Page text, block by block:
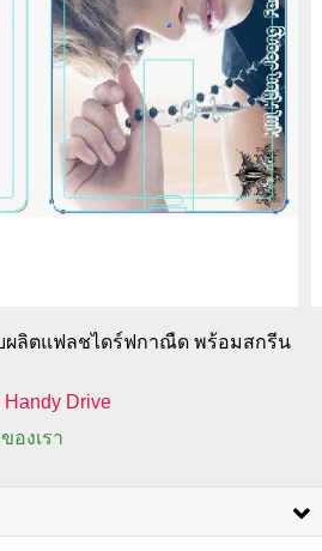
ผลิตแฟลชไดร์ฟกาณืด พร้อมสกรีน
Handy Drive
องเรา